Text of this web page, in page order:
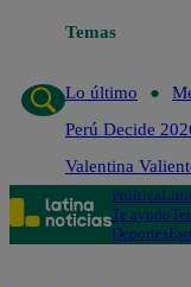
Temas
Lo último
Perú Decide
Valentina
Política
Te ayudo
Deportes